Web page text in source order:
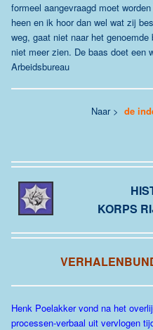
formeel aangevraagd moet
heen en ik hoor dan wel wat zij
weg, gaat niet naar het
niet meer zien. De baas doet een
Arbeidsbureau
Naar > de
KORPS
Henk Poelakker vond na het
processen-verbaal uit vervlogen